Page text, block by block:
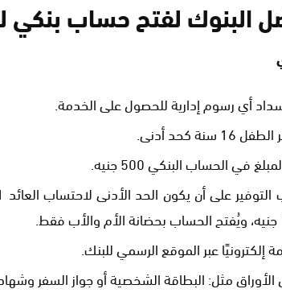
البنوك لفتح حساب بنكي
أي رسوم إدارية للحصول على الخدمة.
كحد أدنى.
في الحساب البنكي 500 جنيه.
إلكترونيًا عبر الموقع الرسمي للبنك.
مثل: البطاقة الشخصية أو جواز السفر